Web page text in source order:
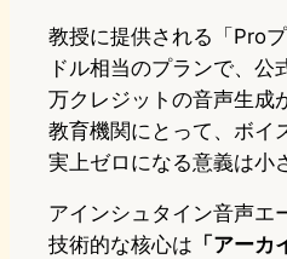
教授に提供される「Pro
ドル相当のプランで、
万クレジットの音声生成
教育機関にとって、ボイ
実上ゼロになる意義は小
アインシュタイン音声エ
技術的な核心は 「アー